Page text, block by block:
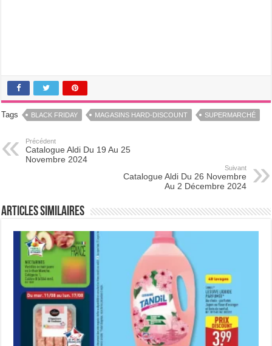
Tags BLACK FRIDAY MAGASINS HARD-DISCOUNT SUPERMARCHÉ
Précédent
Catalogue Aldi Du 19 Au 25
Novembre 2024
Suivant
Catalogue Aldi Du 26 Novembre
Au 2 Décembre 2024
Articles Similaires